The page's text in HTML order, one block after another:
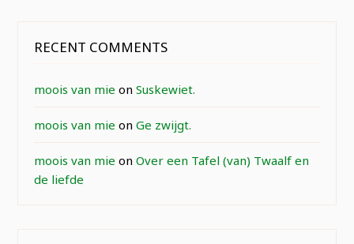
RECENT COMMENTS
moois van mie onSuskewiet.
moois van mie onGe zwijgt.
moois van mie onOver een Tafel (van) Twaalf en
de liefde